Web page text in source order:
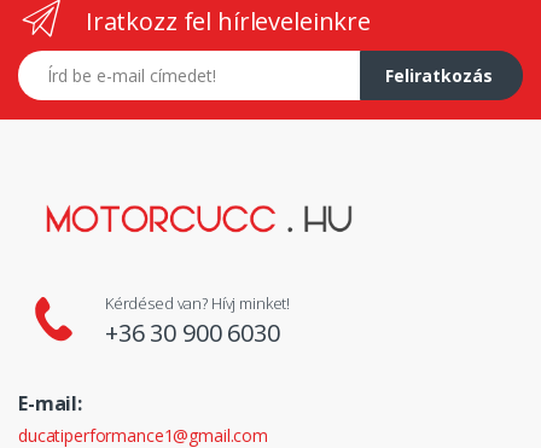
Iratkozz fel hírleveleinkre
E-mail címed
Feliratkozás
Kérdésed van? Hívj minket!
+36 30 900 6030
E-mail:
ducatiperformance1@gmail.com